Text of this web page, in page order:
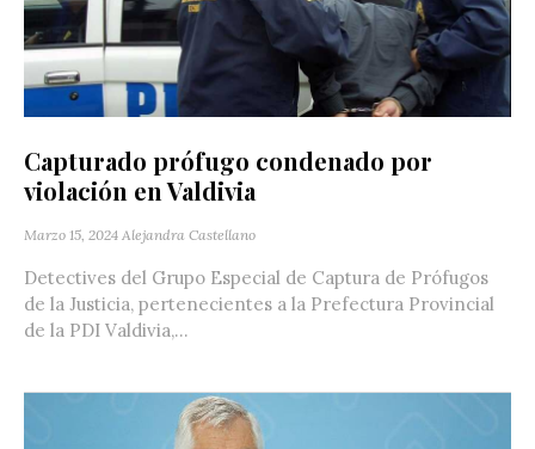
Capturado prófugo condenado por
violación en Valdivia
Marzo 15, 2024 Alejandra Castellano
Detectives del Grupo Especial de Captura de Prófugos
de la Justicia, pertenecientes a la Prefectura Provincial
de la PDI Valdivia,...